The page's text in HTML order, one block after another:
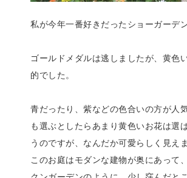
私が今年一番好きだったショーガーデン
ゴールドメダルは逃しましたが、黄色
的でした。
青だったり、紫などの色合いの方が人
も選ぶとしたらあまり黄色いお花は選
うのですが、なんだか可愛らしく見えま
このお庭はモダンな建物が奥にあって